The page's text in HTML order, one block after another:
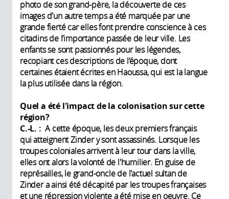
photo de son grand-père, la découverte de ces
images d'un autre temps a été marquée par une
grande fierté car elles font prendre conscience à ces
citadins de l’importance passée de leur ville. Les
enfants se sont passionnés pour les légendes,
recopiant ces descriptions de l’époque, dont
certaines étaient écrites en Haoussa, qui est la langue
la plus utilisée dans la région.
Quel a été l'impact de la colonisation sur cette
région?
C.-L. :A cette époque, les deux premiers français
qui atteignent Zinder y sont assassinés. Lorsque les
troupes coloniales arrivent à leur tour dans la ville,
elles ont alors la volonté de l'humilier. En guise de
représailles, le grand-oncle de l'actuel sultan de
Zinder a ainsi été décapité par les troupes françaises
et une répression violente a été mise en oeuvre. Ce